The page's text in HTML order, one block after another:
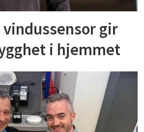
vindussensor gir
i hjemmet